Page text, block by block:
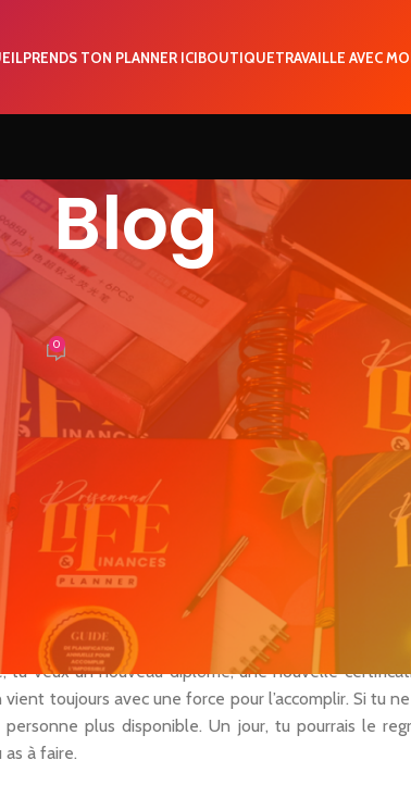
PRENDS TON PLANNER ICIBOUTIQUETRAVAILLE AVEC
Blog
et changent ta vie
0
J’ai tout donné, j’ai créé, j’ai inventé, j’ai innové. Je
pu bien m’animer. Je n’ai plus cette fougue, cette
? Je vais à l’essentiel… Je délègue au
de faire une chose ne remet jamais à
de demain.Tu ne pourras peut-être pas accomplir
tu veux un nouveau diplôme, une nouvelle
toujours avec une force pour l’accomplir. Si tu
plus disponible. Un jour, tu pourrais le
à faire.